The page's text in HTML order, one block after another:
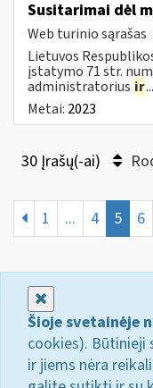
Susitarimai dėl
Web turinio sąrašas
Lietuvos
įstatymo 71 str.
administratorius ir...
Metai: 2023
30 Įrašų(-ai)
1 ... 4 5 6
Šioje svetainėje
cookies).
ir jiems nėra